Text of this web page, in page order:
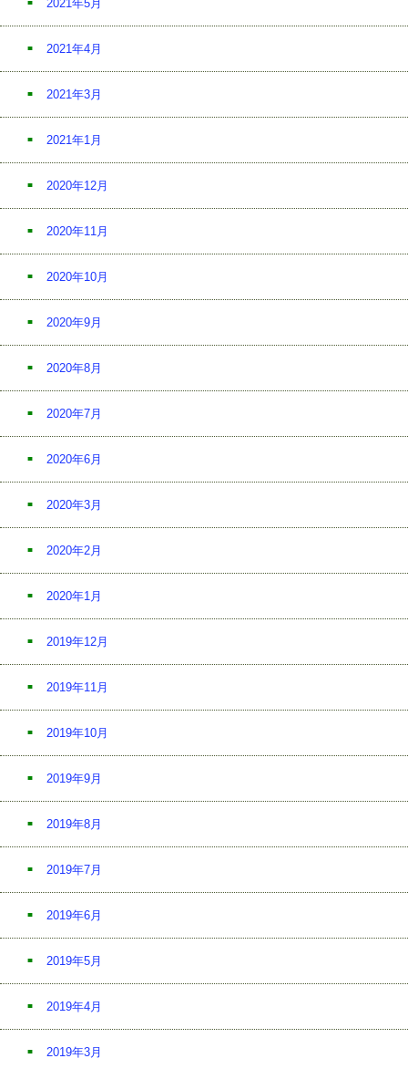
2021年5月
2021年4月
2021年3月
2021年1月
2020年12月
2020年11月
2020年10月
2020年9月
2020年8月
2020年7月
2020年6月
2020年3月
2020年2月
2020年1月
2019年12月
2019年11月
2019年10月
2019年9月
2019年8月
2019年7月
2019年6月
2019年5月
2019年4月
2019年3月